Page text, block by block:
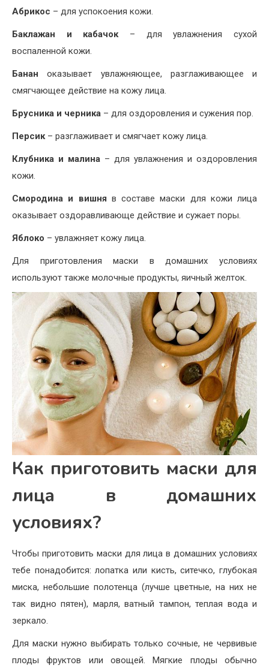
Абрикос – для успокоения кожи.
Баклажан и кабачок– для увлажнения сухой
воспаленной кожи.
Банан оказывает увлажняющее, разглаживающее и
смягчающее действие на кожу лица.
Брусника и черника – для оздоровления и сужения пор.
Персик– разглаживает и смягчает кожу лица.
Клубника и малина – для увлажнения и оздоровления
кожи.
Смородина и вишня в составе маски для кожи лица
оказывает оздоравливающе действие и сужает поры.
Яблоко – увлажняет кожу лица.
Для приготовления маски в домашних условиях
используют также молочные продукты, яичный желток.
Как приготовить маски для
лица в домашних
условиях?
Чтобы приготовить маски для лица в домашних условиях
тебе понадобится: лопатка или кисть, ситечко, глубокая
миска, небольшие полотенца (лучше цветные, на них не
так видно пятен), марля, ватный тампон, теплая вода и
зеркало.
Для маски нужно выбирать только сочные, не червивые
плоды фруктов или овощей. Мягкие плоды обычно